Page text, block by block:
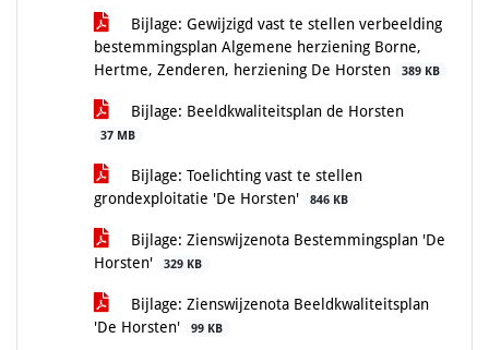
Bijlage: Gewijzigd vast te stellen verbeelding
bestemmingsplan Algemene herziening Borne,
Hertme, Zenderen, herziening De Horsten
389 KB
Bijlage: Beeldkwaliteitsplan de Horsten
37 MB
Bijlage: Toelichting vast te stellen
grondexploitatie 'De Horsten'
846 KB
Bijlage: Zienswijzenota Bestemmingsplan 'De
Horsten'
329 KB
Bijlage: Zienswijzenota Beeldkwaliteitsplan
'De Horsten'
99 KB